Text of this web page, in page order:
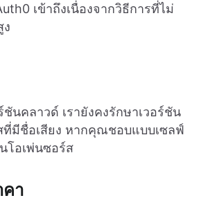
เข้าถึงเนื่องจากวิธีการที่ไม่
ชันคลาวด์ เรายังคงรักษาเวอร์ชัน
มีชื่อเสียง หากคุณชอบแบบเซลฟ์
โอเพ่นซอร์ส
า